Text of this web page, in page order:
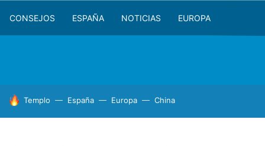
CONSEJOS ESPAÑA NOTICIAS EUROPA
HOY SE HABLA DE
Templo España Europa China